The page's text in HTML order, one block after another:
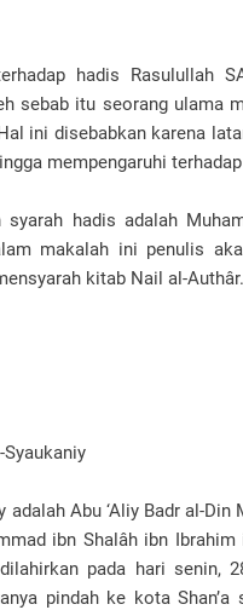
hadis Rasulullah
sebab itu seorang ulama
ini disebabkan karena
mempengaruhi
hadis adalah
makalah ini penulis
kitab Nail al-Authâr.
Abu ‘Aliy Badr al-
ibn Shalâh ibn
pada hari senin,
pindah ke kota Shan’a